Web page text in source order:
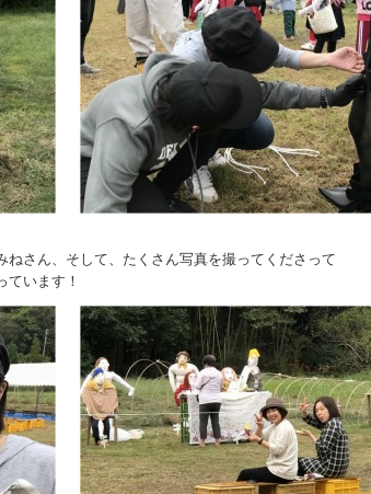
さん、そして、たくさん写真を撮ってくださって
ています！